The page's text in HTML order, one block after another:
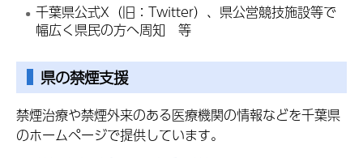
千葉県公式X（旧：Twitter）、県公営競技施設等で
幅広く県民の方へ周知 等
県の禁煙支援
禁煙治療や禁煙外来のある医療機関の情報などを千葉県
のホームページで提供しています。